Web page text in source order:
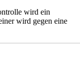
wird ein
wird gegen eine